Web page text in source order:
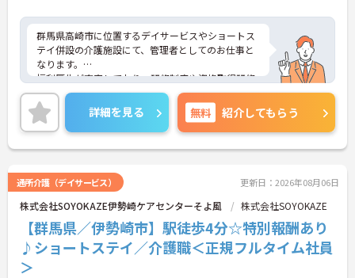
群馬県高崎市に位置するデイサービスやショートス
テイ併設の介護施設にて、管理者としてのお仕事と
なります。
福利厚生が充実しており、研修制度や資格取得研修
等の助成金制度などあります◎キャリアアップを目
指したい方にもお勧めの求人となっております♪
ご興味ある方は面接ポイントをお伝えしますので、
お気軽にお問い合わせください♪
詳細を見る 無料 紹介してもらう
通所介護（デイサービス） 更新日：2026年08月06日
株式会社SOYOKAZE伊勢崎ケアセンターそよ風 株式会社SOYOKAZE
【群馬県／伊勢崎市】駅徒歩4分☆特別報酬あり
♪ショートステイ／介護職＜正規フルタイム社員
＞